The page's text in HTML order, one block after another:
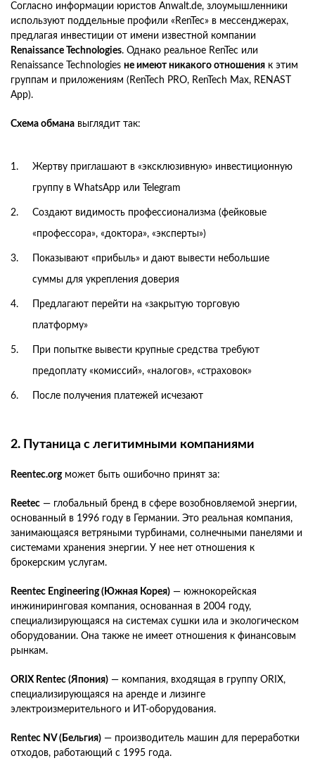
Согласно информации юристов Anwalt.de, злоумышленники
используют поддельные профили «RenTec» в мессенджерах,
предлагая инвестиции от имени известной компании
Renaissance Technologies. Однако реальное RenTec или
Renaissance Technologies не имеют никакого отношения к этим
группам и приложениям (RenTech PRO, RenTech Max, RENAST
App).
Схема обмана выглядит так:
Жертву приглашают в «эксклюзивную» инвестиционную
группу в WhatsApp или Telegram
Создают видимость профессионализма (фейковые
«профессора», «доктора», «эксперты»)
Показывают «прибыль» и дают вывести небольшие
суммы для укрепления доверия
Предлагают перейти на «закрытую торговую
платформу»
При попытке вывести крупные средства требуют
предоплату «комиссий», «налогов», «страховок»
После получения платежей исчезают
2. Путаница с легитимными компаниями
Reentec.orgможет быть ошибочно принят за:
Reetec — глобальный бренд в сфере возобновляемой энергии,
основанный в 1996 году в Германии. Это реальная компания,
занимающаяся ветряными турбинами, солнечными панелями и
системами хранения энергии. У нее нет отношения к
брокерским услугам.
Reentec Engineering (Южная Корея) — южнокорейская
инжиниринговая компания, основанная в 2004 году,
специализирующаяся на системах сушки ила и экологическом
оборудовании. Она также не имеет отношения к финансовым
рынкам.
ORIX Rentec (Япония) — компания, входящая в группу ORIX,
специализирующаяся на аренде и лизинге
электроизмерительного и ИТ-оборудования.
Rentec NV (Бельгия) — производитель машин для переработки
отходов, работающий с 1995 года.